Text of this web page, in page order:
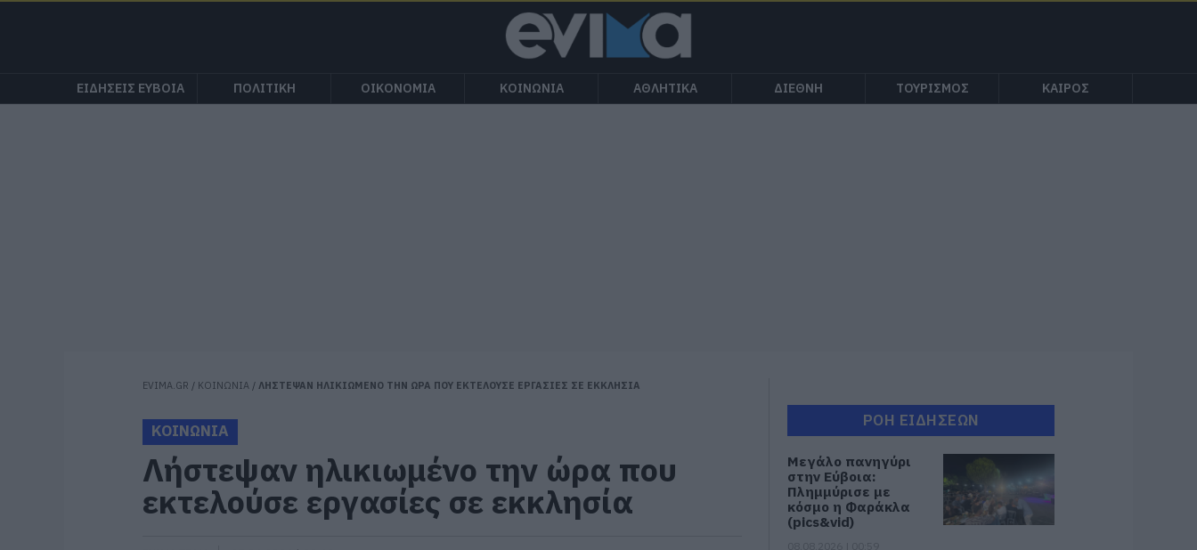
ΕΙΔΗΣΕΙΣ ΕΥΒΟΙΑ ΠΟΛΙΤΙΚΗ ΟΙΚΟΝΟΜΙΑ ΚΟΙΝΩΝΙΑ ΑΘΛΗΤΙΚΑ ΔΙΕΘΝΗ ΤΟΥΡΙΣΜΟΣ ΚΑΙΡΟΣ
EVIMA.GR / ΚΟΙΝΩΝΙΑ / ΛΗΣΤΕΨΑΝ ΗΛΙΚΙΩΜΕΝΟ ΤΗΝ ΩΡΑ ΠΟΥ ΕΚΤΕΛΟΥΣΕ ΕΡΓΑΣΙΕΣ ΣΕ ΕΚΚΛΗΣΙΑ
ΚΟΙΝΩΝΙΑ
Λήστεψαν ηλικιωμένο την ώρα που
εκτελούσε εργασίες σε εκκλησία
ΡΟΗ ΕΙΔΗΣΕΩΝ
Μεγάλο πανηγύρι
στην Εύβοια:
Πλημμύρισε με
κόσμο η Φαράκλα
(pics&vid)